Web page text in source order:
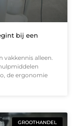
bij een
alleen.
de ergonomie
GROOTHANDEL